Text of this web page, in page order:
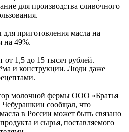
для производства сливочного
приготовления масла на
на 49%.
от 1,5 до 15 тысяч рублей.
и конструкции. Люди даже
молочной фермы ООО «Братья
сообщал, что
в России может быть связано
и сырья, поставляемого